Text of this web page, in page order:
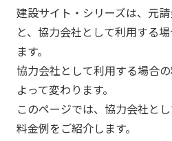
建設サイト・シリーズは、元
と、協力会社として利用する
ます。
協力会社として利用する場合
よって変わります。
このページでは、協力会社と
料金例をご紹介します。